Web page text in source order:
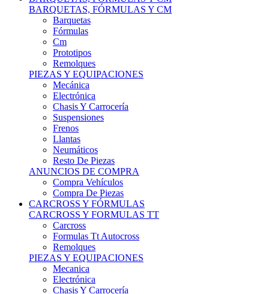
Barquetas
Fórmulas
Cm
Prototipos
Remolques
PIEZAS Y EQUIPACIONES
Mecánica
Electrónica
Chasis Y Carrocería
Suspensiones
Frenos
Llantas
Neumáticos
Resto De Piezas
ANUNCIOS DE COMPRA
Compra Vehículos
Compra De Piezas
CARCROSS Y FÓRMULAS
CARCROSS Y FORMULAS TT
Carcross
Formulas Tt Autocross
Remolques
PIEZAS Y EQUIPACIONES
Mecanica
Electrónica
Chasis Y Carrocería
Suspensiones